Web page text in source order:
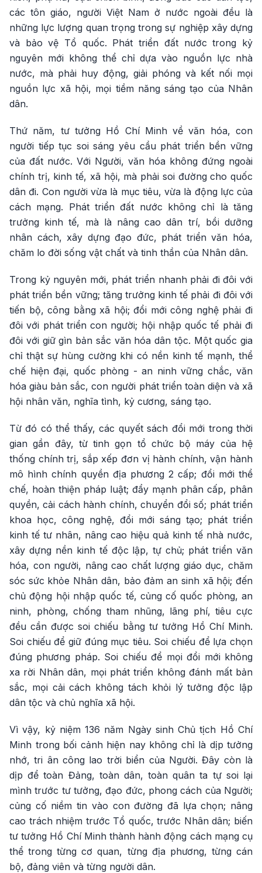
các tôn giáo, người Việt Nam ở nước ngoài đều là
những lực lượng quan trọng trong sự nghiệp xây dựng
và bảo vệ Tổ quốc. Phát triển đất nước trong kỷ
nguyên mới không thể chỉ dựa vào nguồn lực nhà
nước, mà phải huy động, giải phóng và kết nối mọi
nguồn lực xã hội, mọi tiềm năng sáng tạo của Nhân
dân.
Thứ năm, tư tưởng Hồ Chí Minh về văn hóa, con
người tiếp tục soi sáng yêu cầu phát triển bền vững
của đất nước. Với Người, văn hóa không đứng ngoài
chính trị, kinh tế, xã hội, mà phải soi đường cho quốc
dân đi. Con người vừa là mục tiêu, vừa là động lực của
cách mạng. Phát triển đất nước không chỉ là tăng
trưởng kinh tế, mà là nâng cao dân trí, bồi dưỡng
nhân cách, xây dựng đạo đức, phát triển văn hóa,
chăm lo đời sống vật chất và tinh thần của Nhân dân.
Trong kỷ nguyên mới, phát triển nhanh phải đi đôi với
phát triển bền vững; tăng trưởng kinh tế phải đi đôi với
tiến bộ, công bằng xã hội; đổi mới công nghệ phải đi
đôi với phát triển con người; hội nhập quốc tế phải đi
đôi với giữ gìn bản sắc văn hóa dân tộc. Một quốc gia
chỉ thật sự hùng cường khi có nền kinh tế mạnh, thể
chế hiện đại, quốc phòng - an ninh vững chắc, văn
hóa giàu bản sắc, con người phát triển toàn diện và xã
hội nhân văn, nghĩa tình, kỷ cương, sáng tạo.
Từ đó có thể thấy, các quyết sách đổi mới trong thời
gian gần đây, từ tinh gọn tổ chức bộ máy của hệ
thống chính trị, sắp xếp đơn vị hành chính, vận hành
mô hình chính quyền địa phương 2 cấp; đổi mới thể
chế, hoàn thiện pháp luật; đẩy mạnh phân cấp, phân
quyền, cải cách hành chính, chuyển đổi số; phát triển
khoa học, công nghệ, đổi mới sáng tạo; phát triển
kinh tế tư nhân, nâng cao hiệu quả kinh tế nhà nước,
xây dựng nền kinh tế độc lập, tự chủ; phát triển văn
hóa, con người, nâng cao chất lượng giáo dục, chăm
sóc sức khỏe Nhân dân, bảo đảm an sinh xã hội; đến
chủ động hội nhập quốc tế, củng cố quốc phòng, an
ninh, phòng, chống tham nhũng, lãng phí, tiêu cực
đều cần được soi chiếu bằng tư tưởng Hồ Chí Minh.
Soi chiếu để giữ đúng mục tiêu. Soi chiếu để lựa chọn
đúng phương pháp. Soi chiếu để mọi đổi mới không
xa rời Nhân dân, mọi phát triển không đánh mất bản
sắc, mọi cải cách không tách khỏi lý tưởng độc lập
dân tộc và chủ nghĩa xã hội.
Vì vậy, kỷ niệm 136 năm Ngày sinh Chủ tịch Hồ Chí
Minh trong bối cảnh hiện nay không chỉ là dịp tưởng
nhớ, tri ân công lao trời biển của Người. Đây còn là
dịp để toàn Đảng, toàn dân, toàn quân ta tự soi lại
mình trước tư tưởng, đạo đức, phong cách của Người;
củng cố niềm tin vào con đường đã lựa chọn; nâng
cao trách nhiệm trước Tổ quốc, trước Nhân dân; biến
tư tưởng Hồ Chí Minh thành hành động cách mạng cụ
thể trong từng cơ quan, từng địa phương, từng cán
bộ, đảng viên và từng người dân.